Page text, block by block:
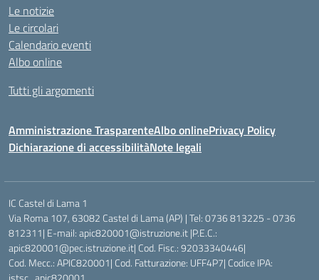
Le notizie
Le circolari
Calendario eventi
Albo online
Tutti gli argomenti
Amministrazione TrasparenteAlbo onlinePrivacy Policy
Dichiarazione di accessibilitàNote legali
IC Castel di Lama 1
Via Roma 107, 63082 Castel di Lama (AP) | Tel: 0736 813225 - 0736
812311| E-mail: apic820001@istruzione.it |P.E.C.:
apic820001@pec.istruzione.it| Cod. Fisc.: 92033340446|
Cod. Mecc.: APIC820001| Cod. Fatturazione: UFF4P7| Codice IPA: